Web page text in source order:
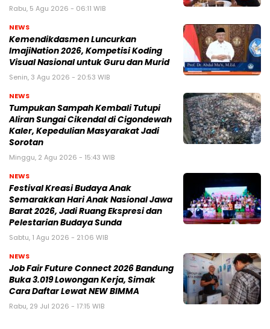
Rabu, 5 Agu 2026 - 06:11 WIB
NEWS
Kemendikdasmen Luncurkan
ImajiNation 2026, Kompetisi Koding
Visual Nasional untuk Guru dan Murid
Senin, 3 Agu 2026 - 20:53 WIB
NEWS
Tumpukan Sampah Kembali Tutupi
Aliran Sungai Cikendal di Cigondewah
Kaler, Kepedulian Masyarakat Jadi
Sorotan
Minggu, 2 Agu 2026 - 15:43 WIB
NEWS
Festival Kreasi Budaya Anak
Semarakkan Hari Anak Nasional Jawa
Barat 2026, Jadi Ruang Ekspresi dan
Pelestarian Budaya Sunda
Sabtu, 1 Agu 2026 - 21:06 WIB
NEWS
Job Fair Future Connect 2026 Bandung
Buka 3.019 Lowongan Kerja, Simak
Cara Daftar Lewat NEW BIMMA
Rabu, 29 Jul 2026 - 17:15 WIB